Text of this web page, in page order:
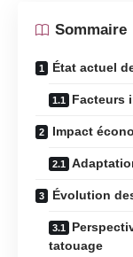
Sommaire
État actuel
Facteurs
Impact
Évolution
tatouage